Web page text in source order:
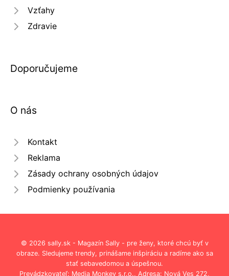
Vzťahy
Zdravie
Doporučujeme
O nás
Kontakt
Reklama
Zásady ochrany osobných údajov
Podmienky používania
© 2026 sally.sk - Magazín Sally - pre ženy, ktoré chcú byť v
obraze. Sledujeme trendy, prinášame inšpiráciu a radíme ako sa
stať sebavedomou a úspešnou.
Prevádzkovateľ: Media Monkey s.r.o., Adresa: Nová Ves 272,